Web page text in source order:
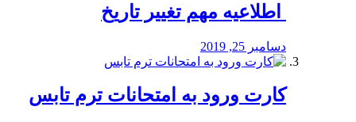
️ اطلاعیه مهم تغییر تاریخ
دسامبر 25, 2019
کارت ورود به امتحانات ترم تابس